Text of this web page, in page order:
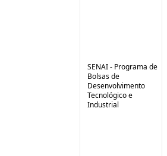
SENAI - Programa de
Bolsas de
Desenvolvimento
Tecnológico e
Industrial